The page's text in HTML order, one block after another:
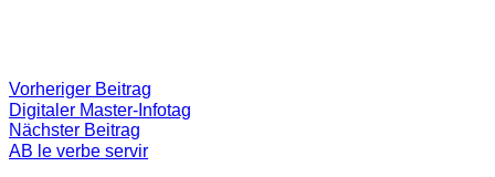
Beitragsnavigation
Vorheriger Beitrag
Beitrag:
Digitaler Master-Infotag
Nächster Beitrag
Beitrag
AB le verbe servir